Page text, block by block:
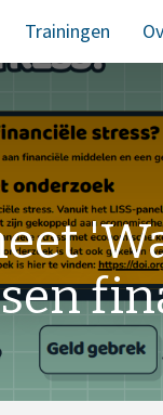
Trainingen